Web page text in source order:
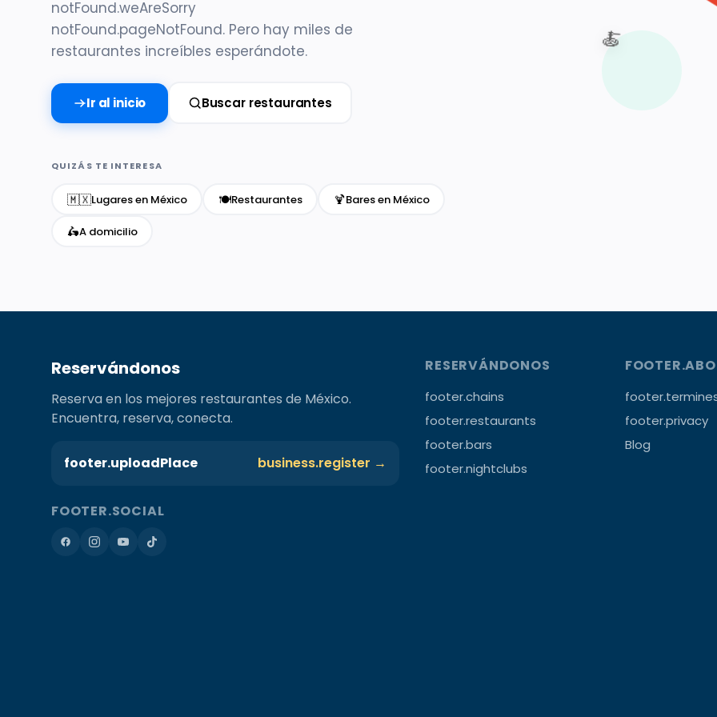
notFound.weAreSorry
notFound.pageNotFound. Pero hay miles de
restaurantes increíbles esperándote.
Ir al inicio Buscar restaurantes
QUIZÁS TE INTERESA
🇲🇽Lugares en México 🍽️Restaurantes 🍹Bares en México
🛵A domicilio
🍝
Reservándonos
Reserva en los mejores restaurantes de México.
Encuentra, reserva, conecta.
footer.uploadPlace business.register →
FOOTER.SOCIAL
RESERVÁNDONOS
footer.chains
footer.restaurants
footer.bars
footer.nightclubs
footer.privacy
Blog